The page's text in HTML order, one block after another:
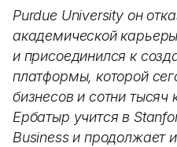
Purdue University он
академической
и присоединился к
платформы, которой
бизнесов и сотни тысяч
Ербатыр учится в
Business и продолжает